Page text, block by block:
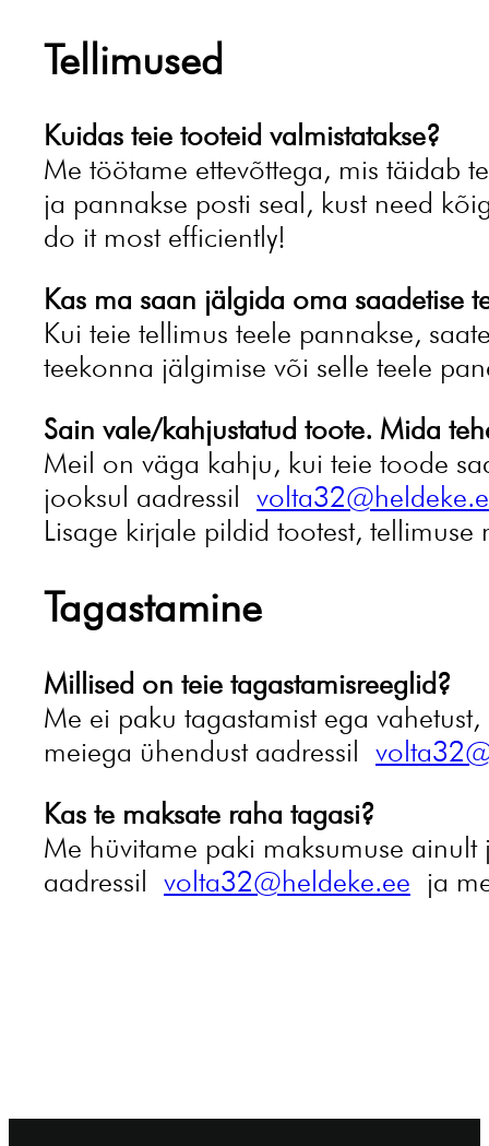
Tellimused
Kuidas teie tooteid valmistatakse?
Me töötame ettevõttega, mis täidab
ja pannakse posti seal, kust need
do it most efficiently!
Kas ma saan jälgida oma saadetise
Kui teie tellimus teele pannakse,
teekonna jälgimise või selle teele
Sain vale/kahjustatud toote. Mida
Meil on väga kahju, kui teie toode
jooksul aadressil
Lisage kirjale pildid tootest,
Tagastamine
Millised on teie tagastamisreeglid?
Me ei paku tagastamist ega
meiega ühendust aadressil
Kas te maksate raha tagasi?
Me hüvitame paki maksumuse
aadressil volta32@heldeke.ee ja